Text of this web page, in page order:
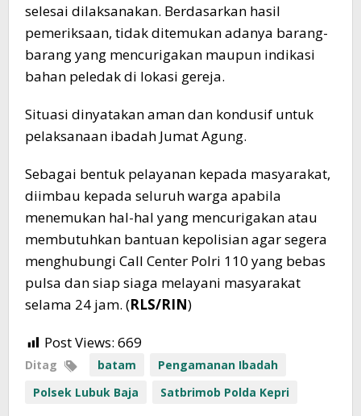
selesai dilaksanakan. Berdasarkan hasil
pemeriksaan, tidak ditemukan adanya barang-
barang yang mencurigakan maupun indikasi
bahan peledak di lokasi gereja.
Situasi dinyatakan aman dan kondusif untuk
pelaksanaan ibadah Jumat Agung.
Sebagai bentuk pelayanan kepada masyarakat,
diimbau kepada seluruh warga apabila
menemukan hal-hal yang mencurigakan atau
membutuhkan bantuan kepolisian agar segera
menghubungi Call Center Polri 110 yang bebas
pulsa dan siap siaga melayani masyarakat
selama 24 jam. (RLS/RIN)
Post Views: 669
Ditag batam
Pengamanan Ibadah
Polsek Lubuk Baja
Satbrimob Polda Kepri